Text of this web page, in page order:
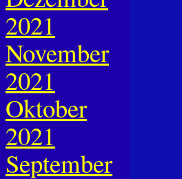
2021
November
2021
Oktober
2021
September